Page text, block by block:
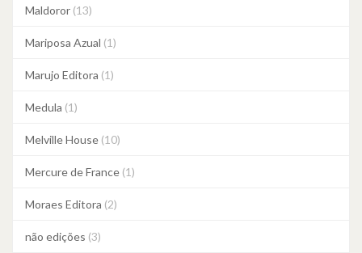
Maldoror (13)
Mariposa Azual (1)
Marujo Editora (1)
Medula (1)
Melville House (10)
Mercure de France (1)
Moraes Editora (2)
não edições (3)